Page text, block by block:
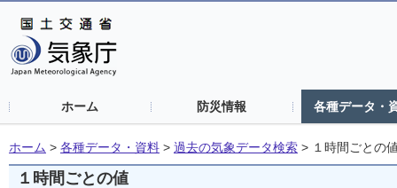
ホーム 防災情報 各種データ・
ホーム > 各種データ・資料 > 過去の気象データ検索 > １時間ごとの
１時間ごとの値